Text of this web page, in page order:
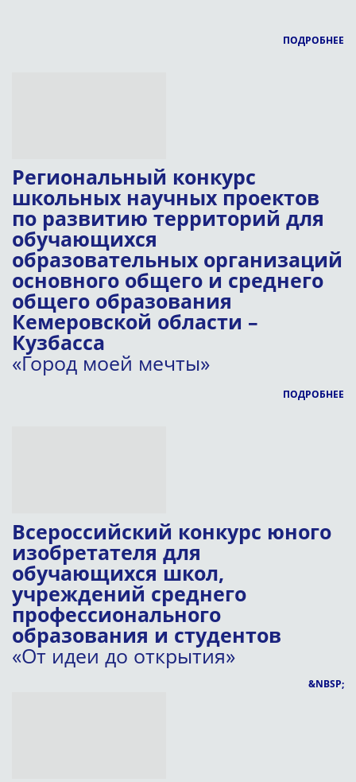
ПОДРОБНЕЕ
Региональный конкурс
школьных научных проектов
по развитию территорий для
обучающихся
образовательных организаций
основного общего и среднего
общего образования
Кемеровской области –
Кузбасса
«Город моей мечты»
ПОДРОБНЕЕ
Всероссийский конкурс юного
изобретателя для
обучающихся школ,
учреждений среднего
профессионального
образования и студентов
«От идеи до открытия»
&NBSP;